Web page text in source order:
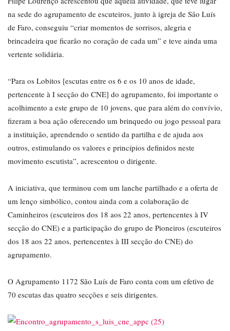
na sede do agrupamento de escuteiros, junto à igreja de São Luís
de Faro, conseguiu “criar momentos de sorrisos, alegria e
brincadeira que ficarão no coração de cada um” e teve ainda uma
vertente solidária.
“Para os Lobitos [escutas entre os 6 e os 10 anos de idade,
pertencente à I secção do CNE] do agrupamento, foi importante o
acolhimento a este grupo de 10 jovens, que para além do convívio,
fizeram a boa ação oferecendo um brinquedo ou jogo pessoal para
a instituição, aprendendo o sentido da partilha e de ajuda aos
outros, estimulando os valores e princípios definidos neste
movimento escutista”, acrescentou o dirigente.
A iniciativa, que terminou com um lanche partilhado e a oferta de
um lenço simbólico, contou ainda com a colaboração de
Caminheiros (escuteiros dos 18 aos 22 anos, pertencentes à IV
secção do CNE) e a participação do grupo de Pioneiros (escuteiros
dos 18 aos 22 anos, pertencentes à III secção do CNE) do
agrupamento.
O Agrupamento 1172 São Luís de Faro conta com um efetivo de
70 escutas das quatro secções e seis dirigentes.